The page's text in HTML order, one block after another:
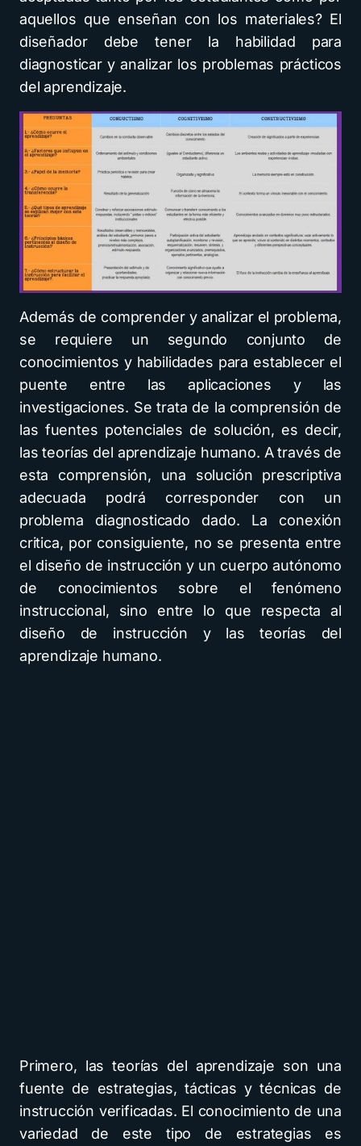
aquellos que enseñan con los materiales? El
diseñador debe tener la habilidad para
diagnosticar y analizar los problemas prácticos
del aprendizaje.
Además de comprender y analizar el problema,
se requiere un segundo conjunto de
conocimientos y habilidades para establecer el
puente entre las aplicaciones y las
investigaciones. Se trata de la comprensión de
las fuentes potenciales de solución, es decir,
las teorías del aprendizaje humano. A través de
esta comprensión, una solución prescriptiva
adecuada podrá corresponder con un
problema diagnosticado dado. La conexión
critica, por consiguiente, no se presenta entre
el diseño de instrucción y un cuerpo autónomo
de conocimientos sobre el fenómeno
instruccional, sino entre lo que respecta al
diseño de instrucción y las teorías del
aprendizaje humano.
Primero, las teorías del aprendizaje son una
fuente de estrategias, tácticas y técnicas de
instrucción verificadas. El conocimiento de una
variedad de este tipo de estrategias es